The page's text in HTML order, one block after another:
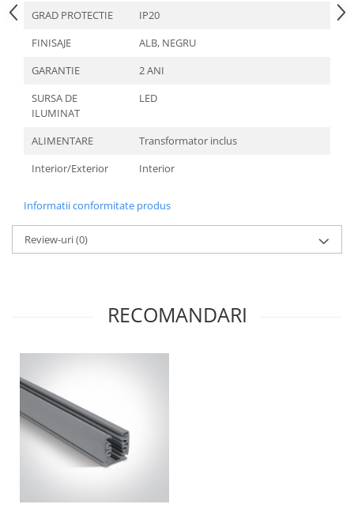
GRAD PROTECTIE
IP20
FINISAJE
ALB, NEGRU
GARANTIE
2 ANI
SURSA DE
ILUMINAT
LED
ALIMENTARE
Transformator inclus
Interior/Exterior
Interior
Informatii conformitate produs
Review-uri(0)
RECOMANDARI